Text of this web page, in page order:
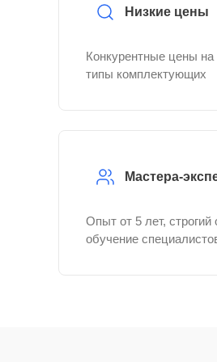
Низкие цены
Конкурентные цены
типы комплектующих
Мастера-
Опыт от 5 лет, строгий
обучение